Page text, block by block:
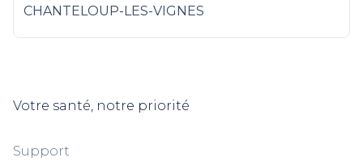
CHANTELOUP-LES-VIGNES
Votre santé, notre priorité
Support